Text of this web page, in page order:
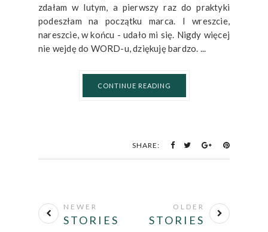
zdałam w lutym, a pierwszy raz do praktyki
podeszłam na początku marca. I wreszcie,
nareszcie, w końcu - udało mi się. Nigdy więcej
nie wejdę do WORD-u, dziękuję bardzo. ...
CONTINUE READING
SHARE:
NEWER
STORIES
OLDER
STORIES